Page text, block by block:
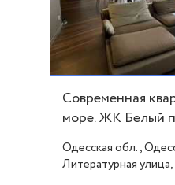
Современная
море. ЖК Белый
кв.м ID 52581
Одесская обл.,
Литературная